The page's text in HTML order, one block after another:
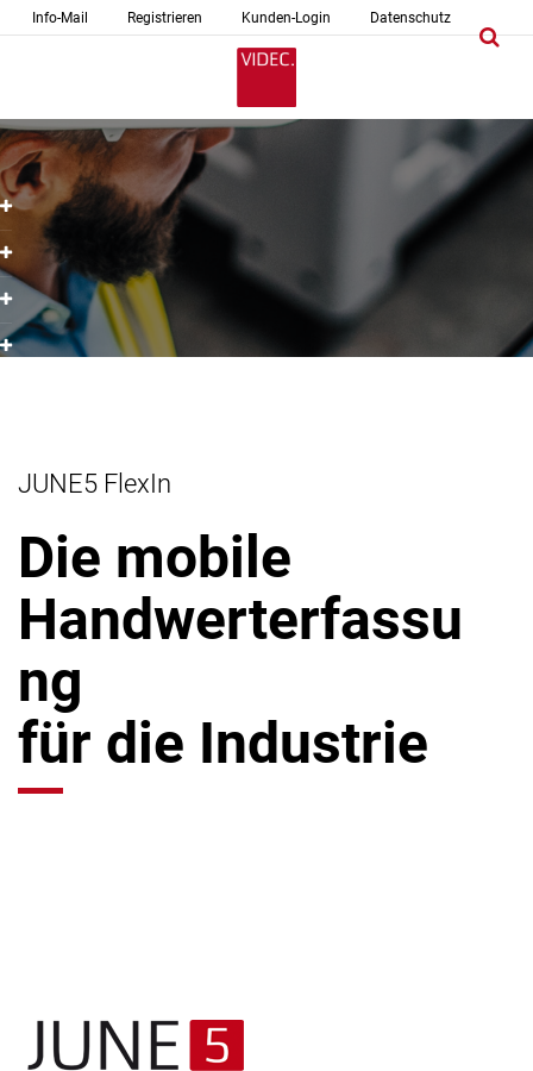
Info-Mail Registrieren Kunden-Login Datenschutz
JUNE5 FlexIn
Die mobile
Handwerterfassu
ng
für die Industrie